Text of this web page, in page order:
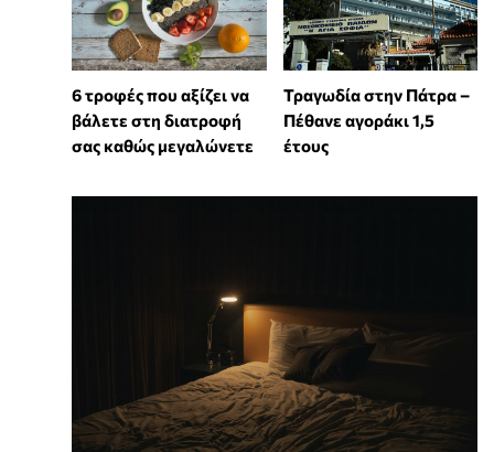
6 τροφές που αξίζει να
βάλετε στη διατροφή
σας καθώς μεγαλώνετε
Τραγωδία στην Πάτρα –
Πέθανε αγοράκι 1,5
έτους